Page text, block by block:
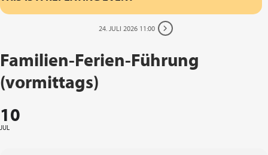
24. JULI 2026 11:00
Familien-Ferien-Führung
(vormittags)
10
JUL